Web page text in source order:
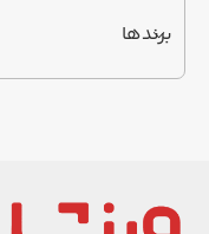
برندها